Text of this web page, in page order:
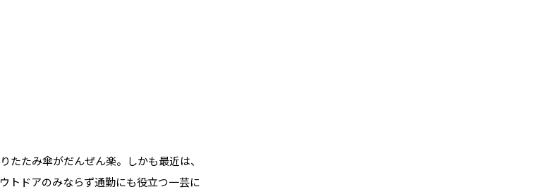
たみ傘がだんぜん楽。しかも最近は、
トドアのみならず通勤にも役立つ一芸に